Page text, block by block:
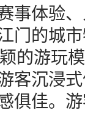
事体验
门的城
的游玩
客沉浸
俱佳。